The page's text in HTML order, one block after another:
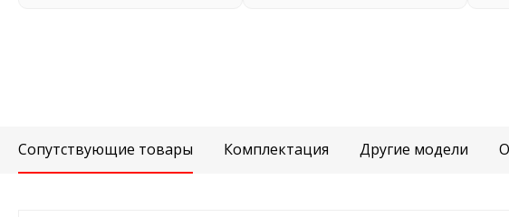
Сопутствующие товары Комплектация Другие модели